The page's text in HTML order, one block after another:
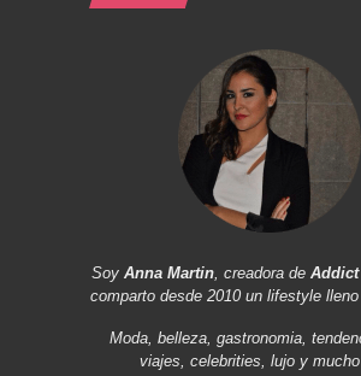
Soy Anna Martin, creadora de
comparto desde 2010 un lifestyle
Moda, belleza, gastronomia,
viajes, celebrities, lujo y mucho